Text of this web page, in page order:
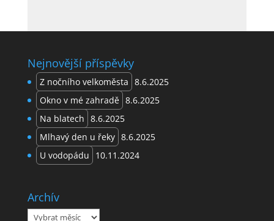
Nejnovější příspěvky
Z nočního velkoměsta 8.6.2025
Okno v mé zahradě 8.6.2025
Na blatech 8.6.2025
Mlhavý den u řeky 8.6.2025
U vodopádu
10.11.2024
Archív
Archív